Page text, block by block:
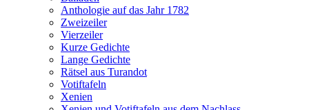
Anthologie auf das Jahr 1782
Zweizeiler
Vierzeiler
Kurze Gedichte
Lange Gedichte
Rätsel aus Turandot
Votiftafeln
Xenien